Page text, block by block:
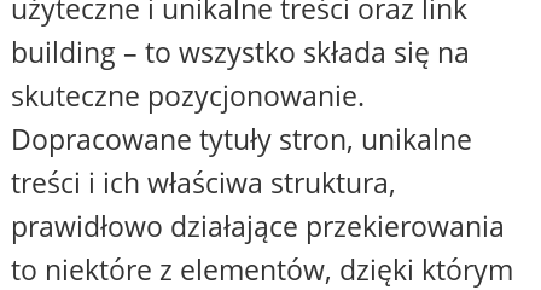
użyteczne i unikalne treści oraz link
building – to wszystko składa się na
skuteczne pozycjonowanie.
Dopracowane tytuły stron, unikalne
treści i ich właściwa struktura,
prawidłowo działające przekierowania
to niektóre z elementów, dzięki którym